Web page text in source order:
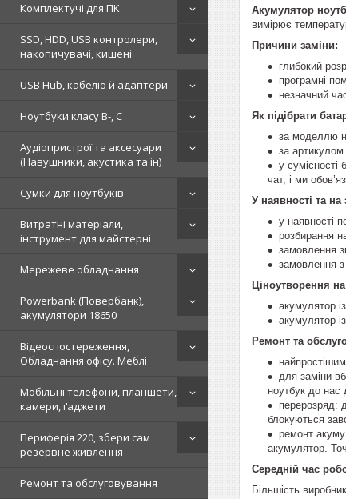
Комплектучі для ПК
SSD, HDD, USB контролери,
накопичувачі, кишені
USB Hub, кабелю й адаптери
Ноутбуки класу B-, C
Аудіопристрої та аксесуари
(Навушники, акустика та ін)
Сумки для ноутбуків
Витратні матеріали,
інструмент для майстерні
Мережеве обладнання
Powerbank (Повербанк),
акумулятори 18650
Відеоспостереження,
Обладнання офісу. Меблі
Мобільні телефони, планшети,
камери, ґаджети
Периферія 220, збери сам
резервне живлення
Ремонт та обслуговування
Акумулятор
вимірює
Причини заміни:
глибокий
програмні
незначний
Як підібрати
за моделлю
за
у сумісності
чат, і ми
У наявності та
у наявності
розбирання
замовлення
замовлення
Ціноутворення
акумулятор
акумулятор
Ремонт та
для заміни
ноутбук до нас
перерозряд:
блокуються
ремонт
акумулятор.
Середній час
Більшість